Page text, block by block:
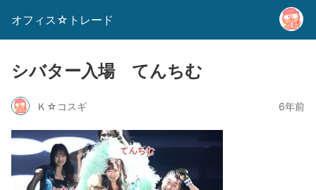
オフィス☆トレード
シバター入場 てんちむ
Ｋ☆コスギ 6年前